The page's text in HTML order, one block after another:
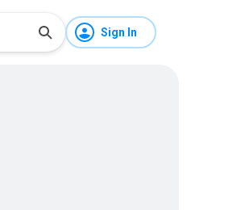
Sign In